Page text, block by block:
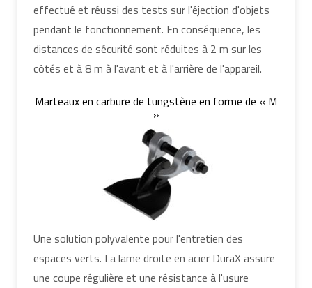
effectué et réussi des tests sur l'éjection d'objets
pendant le fonctionnement. En conséquence, les
distances de sécurité sont réduites à 2 m sur les
côtés et à 8 m à l'avant et à l'arrière de l'appareil.
Marteaux en carbure de tungstène en forme de « M
»
Une solution polyvalente pour l'entretien des
espaces verts. La lame droite en acier DuraX assure
une coupe régulière et une résistance à l'usure